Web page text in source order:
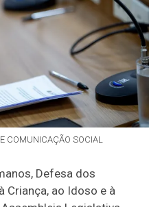
COMUNICAÇÃO SOCIAL
Defesa dos
Criança, ao Idoso e à